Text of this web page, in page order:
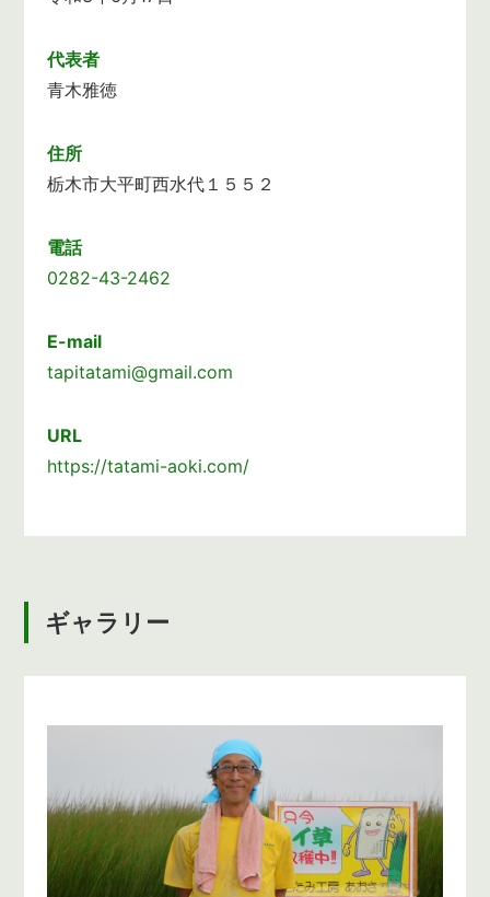
代表者
青木雅徳
住所
栃木市大平町西水代１５５２
電話
0282-43-2462
E-mail
tapitatami@gmail.com
URL
https://tatami-aoki.com/
ギャラリー